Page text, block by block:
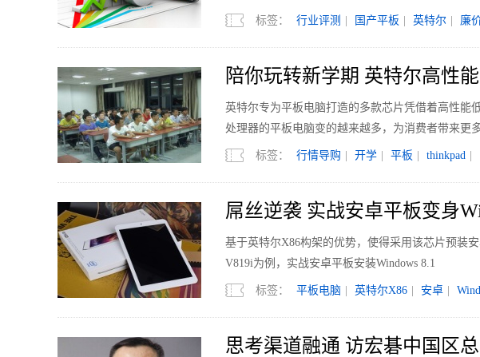
标签： 行业评测 国产平板 英特尔 廉
陪你玩转新学期 英特尔高性
英特尔专为平板电脑打造的多款芯片凭借着高性能
处理器的平板电脑变的越来越多，为消费者带来更
标签： 行情导购 开学 平板 thinkpad
屌丝逆袭 实战安卓平板变身
基于英特尔X86构架的优势，使得采用该芯片预装
V819i为例，实战安卓平板安装Windows 8.1
标签： 平板电脑 英特尔X86 安卓
思考渠道融通 访宏碁中国区